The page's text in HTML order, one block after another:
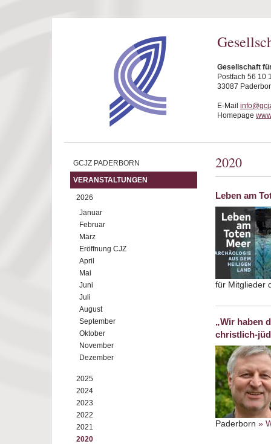
Gesellschaft
Postfach 56 10
33087
E-Mail
Homepage
GCJZ PADERBORN
VERANSTALTUNGEN
2026
Januar
Februar
März
Eröffnung CJZ
April
Mai
Juni
Juli
August
September
Oktober
November
Dezember
2025
2024
2023
2022
2021
2020
2020
Leben am
für Mitglieder
„Wir haben
christlich-
Paderborn »